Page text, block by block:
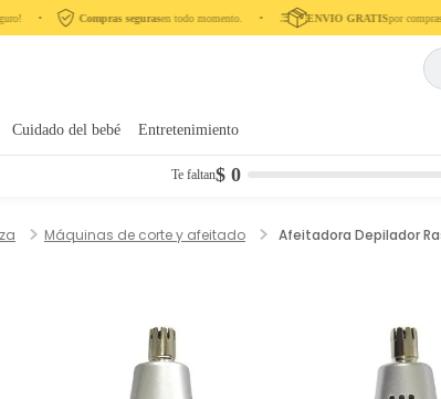
•‎ Compras segurasen todo momento. ‎ ‎ ‎ ‎ •‎ ‎ ‎ ‎ ‎ ENVIO GRATISpor compras
Cuidado del bebé Entretenimiento
Te faltan$ 0
Máquinas de corte y afeitado Afeitadora Depilador